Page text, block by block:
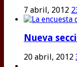
7 abril, 2012
Nueva
20 abril, 2012